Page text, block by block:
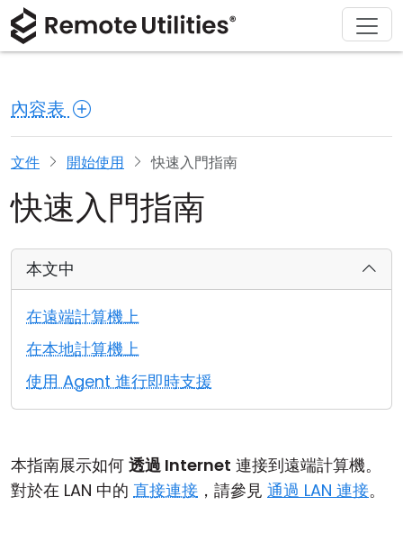
內容表
文件 開始使用 快速入門指南
快速入門指南
本文中
在遠端計算機上
在本地計算機上
使用 Agent 進行即時支援
本指南展示如何 透過 Internet 連接到遠端計算機。
對於在 LAN 中的 直接連接 ，請參見 通過 LAN 連接。
產品
安全性
螢幕截圖
版本說明
連接模式
無人值守訪問
活動目錄支援
MSI 配置
解決方案
製造與零售
醫療保健
教育與政府
資訊技術
下載
macOS
Linux
iOS/Android
購買
許可證助手
升級您的許可證
支援
文檔
知識庫
關於
新聞稿
寫評論